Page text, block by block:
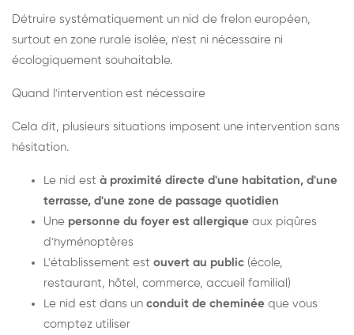
Détruire systématiquement un nid de frelon européen,
surtout en zone rurale isolée, n'est ni nécessaire ni
écologiquement souhaitable.
Quand l'intervention est nécessaire
Cela dit, plusieurs situations imposent une intervention sans
hésitation.
Le nid est à proximité directe d'une habitation, d'une
terrasse, d'une zone de passage quotidien
Une personne du foyer est allergique aux piqûres
d'hyménoptères
L'établissement est ouvert au public (école,
restaurant, hôtel, commerce, accueil familial)
Le nid est dans un conduit de cheminée que vous
comptez utiliser